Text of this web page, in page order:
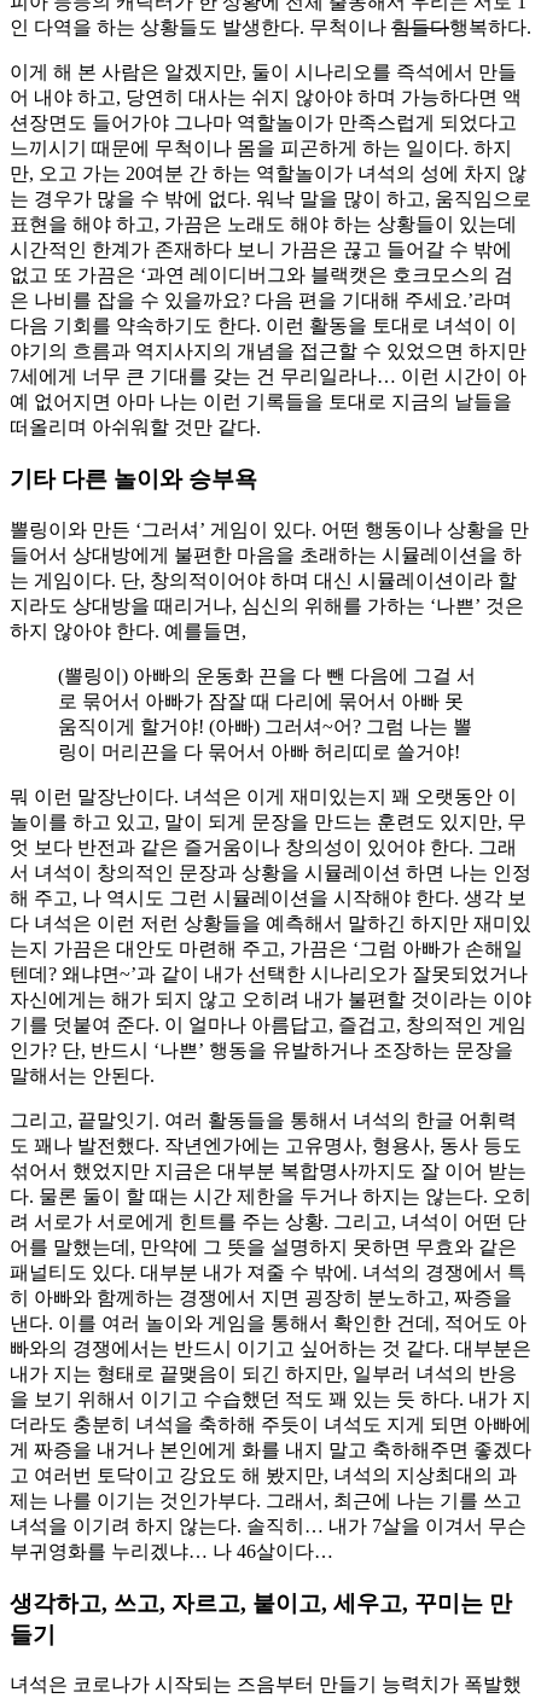
인 다역을 하는 상황들도 발생한다. 무척이나 힘들다행복하다.
이게 해 본 사람은 알겠지만, 둘이 시나리오를 즉석에서 만들
어 내야 하고, 당연히 대사는 쉬지 않아야 하며 가능하다면 액
션장면도 들어가야 그나마 역할놀이가 만족스럽게 되었다고
느끼시기 때문에 무척이나 몸을 피곤하게 하는 일이다. 하지
만, 오고 가는 20여분 간 하는 역할놀이가 녀석의 성에 차지 않
는 경우가 많을 수 밖에 없다. 워낙 말을 많이 하고, 움직임으로
표현을 해야 하고, 가끔은 노래도 해야 하는 상황들이 있는데
시간적인 한계가 존재하다 보니 가끔은 끊고 들어갈 수 밖에
없고 또 가끔은 ‘과연 레이디버그와 블랙캣은 호크모스의 검
은 나비를 잡을 수 있을까요? 다음 편을 기대해 주세요.’라며
다음 기회를 약속하기도 한다. 이런 활동을 토대로 녀석이 이
야기의 흐름과 역지사지의 개념을 접근할 수 있었으면 하지만
7세에게 너무 큰 기대를 갖는 건 무리일라나… 이런 시간이 아
예 없어지면 아마 나는 이런 기록들을 토대로 지금의 날들을
떠올리며 아쉬워할 것만 같다.
기타 다른 놀이와 승부욕
뽈링이와 만든 ‘그러셔’ 게임이 있다. 어떤 행동이나 상황을 만
들어서 상대방에게 불편한 마음을 초래하는 시뮬레이션을 하
는 게임이다. 단, 창의적이어야 하며 대신 시뮬레이션이라 할
지라도 상대방을 때리거나, 심신의 위해를 가하는 ‘나쁜’ 것은
하지 않아야 한다. 예를들면,
(뽈링이) 아빠의 운동화 끈을 다 뺀 다음에 그걸 서
로 묶어서 아빠가 잠잘 때 다리에 묶어서 아빠 못
움직이게 할거야! (아빠) 그러셔~어? 그럼 나는 뽈
링이 머리끈을 다 묶어서 아빠 허리띠로 쓸거야!
뭐 이런 말장난이다. 녀석은 이게 재미있는지 꽤 오랫동안 이
놀이를 하고 있고, 말이 되게 문장을 만드는 훈련도 있지만, 무
엇 보다 반전과 같은 즐거움이나 창의성이 있어야 한다. 그래
서 녀석이 창의적인 문장과 상황을 시뮬레이션 하면 나는 인정
해 주고, 나 역시도 그런 시뮬레이션을 시작해야 한다. 생각 보
다 녀석은 이런 저런 상황들을 예측해서 말하긴 하지만 재미있
는지 가끔은 대안도 마련해 주고, 가끔은 ‘그럼 아빠가 손해일
텐데? 왜냐면~’과 같이 내가 선택한 시나리오가 잘못되었거나
자신에게는 해가 되지 않고 오히려 내가 불편할 것이라는 이야
기를 덧붙여 준다. 이 얼마나 아름답고, 즐겁고, 창의적인 게임
인가? 단, 반드시 ‘나쁜’ 행동을 유발하거나 조장하는 문장을
말해서는 안된다.
그리고, 끝말잇기. 여러 활동들을 통해서 녀석의 한글 어휘력
도 꽤나 발전했다. 작년엔가에는 고유명사, 형용사, 동사 등도
섞어서 했었지만 지금은 대부분 복합명사까지도 잘 이어 받는
다. 물론 둘이 할 때는 시간 제한을 두거나 하지는 않는다. 오히
려 서로가 서로에게 힌트를 주는 상황. 그리고, 녀석이 어떤 단
어를 말했는데, 만약에 그 뜻을 설명하지 못하면 무효와 같은
패널티도 있다. 대부분 내가 져줄 수 밖에. 녀석의 경쟁에서 특
히 아빠와 함께하는 경쟁에서 지면 굉장히 분노하고, 짜증을
낸다. 이를 여러 놀이와 게임을 통해서 확인한 건데, 적어도 아
빠와의 경쟁에서는 반드시 이기고 싶어하는 것 같다. 대부분은
내가 지는 형태로 끝맺음이 되긴 하지만, 일부러 녀석의 반응
을 보기 위해서 이기고 수습했던 적도 꽤 있는 듯 하다. 내가 지
더라도 충분히 녀석을 축하해 주듯이 녀석도 지게 되면 아빠에
게 짜증을 내거나 본인에게 화를 내지 말고 축하해주면 좋겠다
고 여러번 토닥이고 강요도 해 봤지만, 녀석의 지상최대의 과
제는 나를 이기는 것인가부다. 그래서, 최근에 나는 기를 쓰고
녀석을 이기려 하지 않는다. 솔직히… 내가 7살을 이겨서 무슨
부귀영화를 누리겠냐… 나 46살이다…
생각하고, 쓰고, 자르고, 붙이고, 세우고, 꾸미는 만
들기
녀석은 코로나가 시작되는 즈음부터 만들기 능력치가 폭발했